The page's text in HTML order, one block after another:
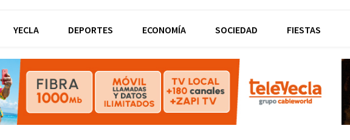
YECLA DEPORTES ECONOMÍA SOCIEDAD FIESTAS